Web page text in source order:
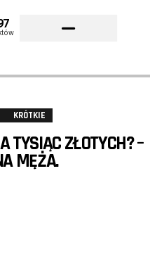
KRÓTKIE
TYSIĄC ZŁOTYCH? –
MĘŻA.